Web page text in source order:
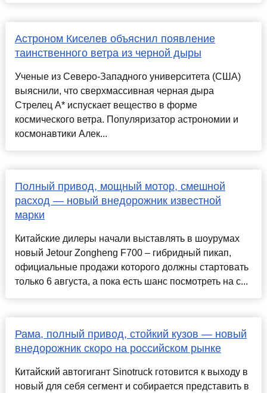
Астроном Киселев объяснил появление
таинственного ветра из черной дыры
Ученые из Северо-Западного университета (США)
выяснили, что сверхмассивная черная дыра
Стрелец А* испускает вещество в форме
космического ветра. Популяризатор астрономии и
космонавтики Алек...
Полный привод, мощный мотор, смешной
расход — новый внедорожник известной
марки
Китайские дилеры начали выставлять в шоурумах
новый Jetour Zongheng F700 – гибридный пикап,
официальные продажи которого должны стартовать
только 6 августа, а пока есть шанс посмотреть на с...
Рама, полный привод, стойкий кузов — новый
внедорожник скоро на российском рынке
Китайский автогигант Sinotruck готовится к выходу в
новый для себя сегмент и собирается представить в